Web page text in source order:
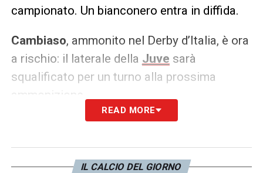
campionato. Un bianconero entra in diffida.
Cambiaso, ammonito nel Derby d’Italia, è ora
a rischio: il laterale della Juve sarà
squalificato per un turno alla prossima
READ MORE
IL CALCIO DEL GIORNO